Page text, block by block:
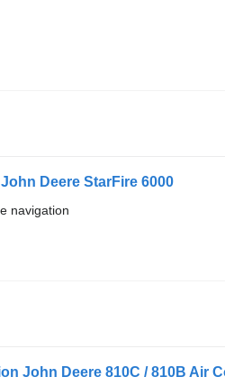
Deere StarFire 6000
navigation
John Deere 810C / 810B Air